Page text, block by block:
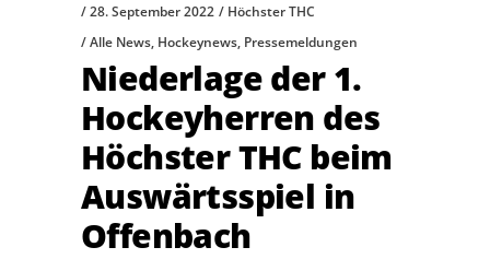
28. September 2022
Höchster THC
Alle News, Hockeynews, Pressemeldungen
Niederlage der 1.
Hockeyherren des
Höchster THC beim
Auswärtsspiel in
Offenbach